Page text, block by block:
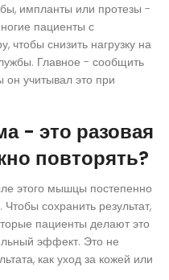
импланты или протезы -
пациенты с
чтобы снизить нагрузку на
Главное - сообщить
он учитывал это при
- это разовая
повторять?
этого мышцы постепенно
сохранить результат,
пациенты делают это
эффект. Это не
как уход за кожей или